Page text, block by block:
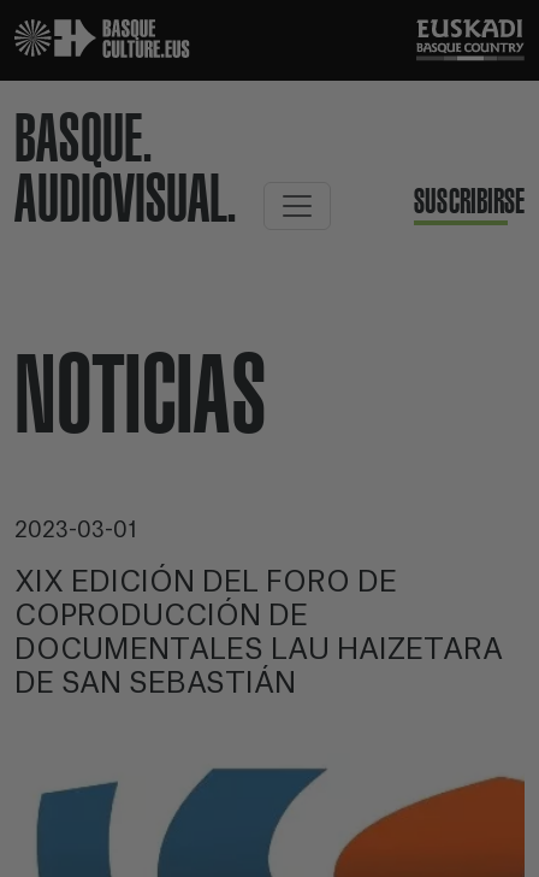
BASQUE.
AUDIOVISUAL.
SUSCRIBIRSE
NOTICIAS
2023-03-01
XIX EDICIÓN DEL FORO DE
COPRODUCCIÓN DE
DOCUMENTALES LAU HAIZETARA
DE SAN SEBASTIÁN